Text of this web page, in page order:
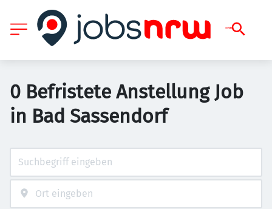
0 Befristete Anstellung Job
in Bad Sassendorf